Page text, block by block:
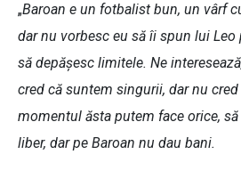
„Baroan e un fotbalist bun, un vârf
dar nu vorbesc eu să îi spun lui Leo
să depășesc limitele. Ne
cred că suntem singurii, dar nu
momentul ăsta putem face orice,
liber, dar pe Baroan nu dau bani.